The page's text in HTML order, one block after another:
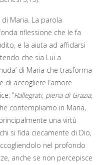
Maria. La parola
riflessione che le fa
e la aiuta ad affidarsi
che sia Lui a
di Maria che trasforma
di accogliere l’amore
“Rallegrati, piena di Grazia,
contempliamo in Maria,
una virtù
si fida ciecamente di Dio,
nel profondo
anche se non percepisce